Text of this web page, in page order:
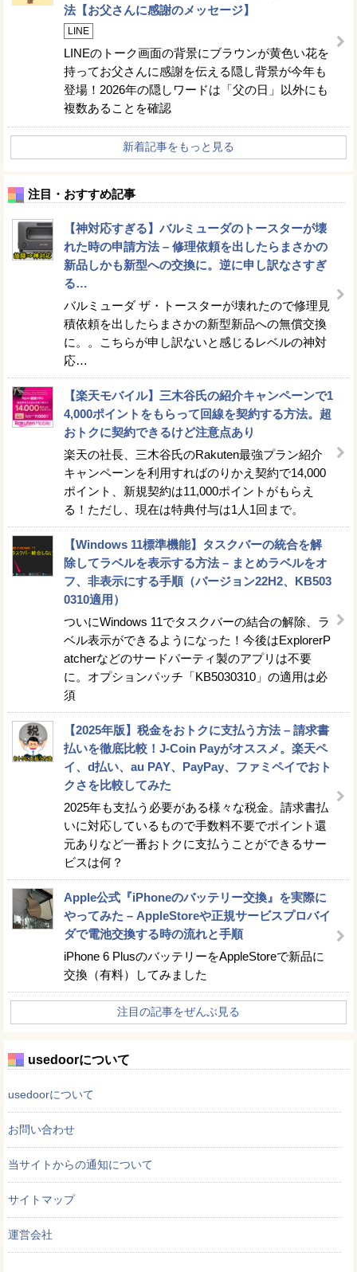
法【お父さんに感謝のメッセージ】
LINE
LINEのトーク画面の背景にブラウンが黄色い花を
持ってお父さんに感謝を伝える隠し背景が今年も
登場！2026年の隠しワードは「父の日」以外にも
複数あることを確認
新着記事をもっと見る
注目・おすすめ記事
【神対応すぎる】バルミューダのトースターが壊
れた時の申請方法 – 修理依頼を出したらまさかの
新品しかも新型への交換に。逆に申し訳なさすぎ
る…
バルミューダ ザ・トースターが壊れたので修理見
積依頼を出したらまさかの新型新品への無償交換
に。。こちらが申し訳ないと感じるレベルの神対
応…
【楽天モバイル】三木谷氏の紹介キャンペーンで1
4,000ポイントをもらって回線を契約する方法。超
おトクに契約できるけど注意点あり
楽天の社長、三木谷氏のRakuten最強プラン紹介
キャンペーンを利用すればのりかえ契約で14,000
ポイント、新規契約は11,000ポイントがもらえ
る！ただし、現在は特典付与は1人1回まで。
【Windows 11標準機能】タスクバーの統合を解
除してラベルを表示する方法 – まとめラベルをオ
フ、非表示にする手順（バージョン22H2、KB503
0310適用）
ついにWindows 11でタスクバーの結合の解除、ラ
ベル表示ができるようになった！今後はExplorerP
atcherなどのサードパーティ製のアプリは不要
に。オプションパッチ「KB5030310」の適用は必
須
【2025年版】税金をおトクに支払う方法 – 請求書
払いを徹底比較！J-Coin Payがオススメ。楽天ペ
イ、d払い、au PAY、PayPay、ファミペイでおト
クさを比較してみた
2025年も支払う必要がある様々な税金。請求書払
いに対応しているもので手数料不要でポイント還
元ありなど一番おトクに支払うことができるサー
ビスは何？
Apple公式『iPhoneのバッテリー交換』を実際に
やってみた – AppleStoreや正規サービスプロバイ
ダで電池交換する時の流れと手順
iPhone 6 PlusのバッテリーをAppleStoreで新品に
交換（有料）してみました
注目の記事をぜんぶ見る
usedoorについて
usedoorについて
お問い合わせ
当サイトからの通知について
サイトマップ
運営会社